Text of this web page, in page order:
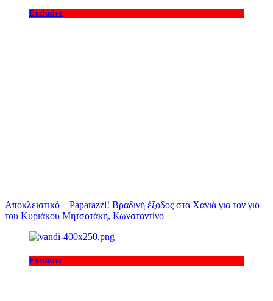
Exclusive
Αποκλειστικό – Paparazzi! Βραδινή έξοδος στα Χανιά για τον γιο
του Κυριάκου Μητσοτάκη, Κωνσταντίνο
Exclusive